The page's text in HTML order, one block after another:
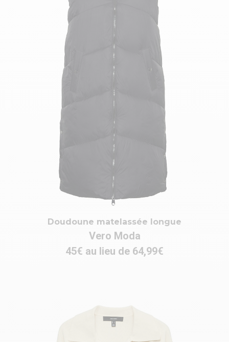
Doudoune matelassée longue
Vero Moda
45€ au lieu de 64,99€